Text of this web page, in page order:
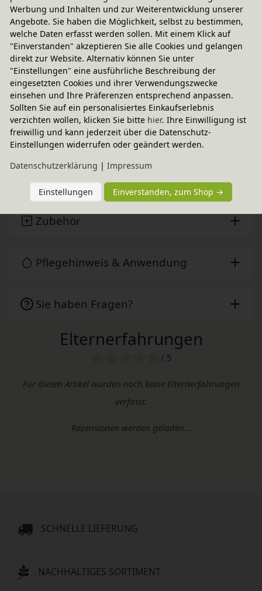
Fairer Paketversand
5,95 € innerhalb ...
Sofort lieferbar- Versand am Montag!
CO2-neutraler Paketversand
weitere Informationen
Technische Daten
BioKinder - Das gesunde Kinderzimmer
Zubehör
Pflegehinweis & Anwendung
Sie haben Fragen?
Elternerfahrungen
/ 5
Für diesen Artikel wurden noch keine Elternerfahrungen
verfasst.
Rezensionen werden geladen...
SCHNELLE LIEFERUNG
NACHHALTIGES SORTIMENT
Werbung und Inhalten und zur Weiterentwicklung unserer
Angebote. Sie haben die Möglichkeit, selbst zu bestimmen,
welche Daten erfasst werden sollen. Mit einem Klick auf
"Einverstanden" akzeptieren Sie alle Cookies und gelangen
direkt zur Website. Alternativ können Sie unter
"Einstellungen" eine ausführliche Beschreibung der
eingesetzten Cookies und ihrer Verwendungszwecke
einsehen und Ihre Präferenzen entsprechend anpassen.
Sollten Sie auf ein personalisiertes Einkaufserlebnis
verzichten wollen, klicken Sie bitte hier. Ihre Einwilligung ist
freiwillig und kann jederzeit über die Datenschutz-
Einstellungen widerrufen oder geändert werden.
Daten­schutz­erklärung | Impressum
Einstellungen Einverstanden, zum Shop →